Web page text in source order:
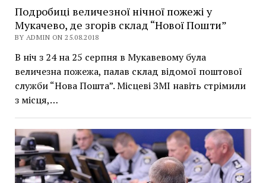
Подробиці величезної нічної пожежі у
Мукачево, де згорів склад “Нової Пошти”
BY ADMIN ON 25.08.2018
В ніч з 24 на 25 серпня в Мукавевому була
величезна пожежа, палав склад відомої поштової
служби “Нова Пошта”. Місцеві ЗМІ навіть стрімили
з місця,…